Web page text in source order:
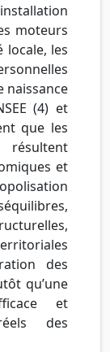
moteurs
locale, les
naissance
(4) et
que les
résultent
et
des
qu’une
et
des